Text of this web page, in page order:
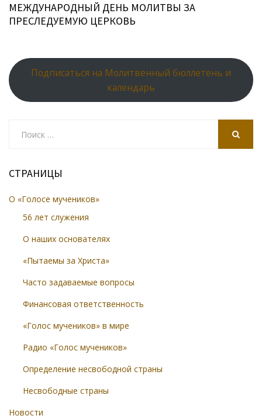
МЕЖДУНАРОДНЫЙ ДЕНЬ МОЛИТВЫ ЗА
ПРЕСЛЕДУЕМУЮ ЦЕРКОВЬ
Подписаться на Молитвенный бюллетень и
календарь
СТРАНИЦЫ
О «Голосе мучеников»
56 лет служения
О наших основателях
«Пытаемы за Христа»
Часто задаваемые вопросы
Финансовая ответственность
«Голос мучеников» в мире
Радио «Голос мучеников»
Определение несвободной страны
Несвободные страны
Новости